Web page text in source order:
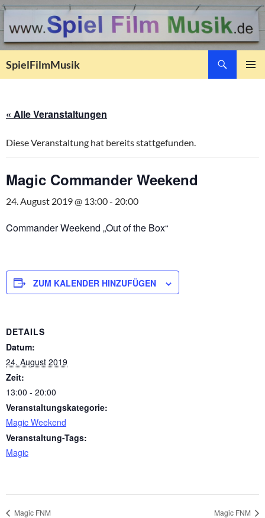
SpielFilmMusik
« Alle Veranstaltungen
Diese Veranstaltung hat bereits stattgefunden.
Magic Commander Weekend
24. August 2019 @ 13:00- 20:00
Commander Weekend „Out of the Box“
ZUM KALENDER HINZUFÜGEN
DETAILS
Datum:
24. August 2019
Zeit:
13:00 - 20:00
Veranstaltungskategorie:
Magic Weekend
Veranstaltung-Tags:
Magic
Magic FNM Magic FNM